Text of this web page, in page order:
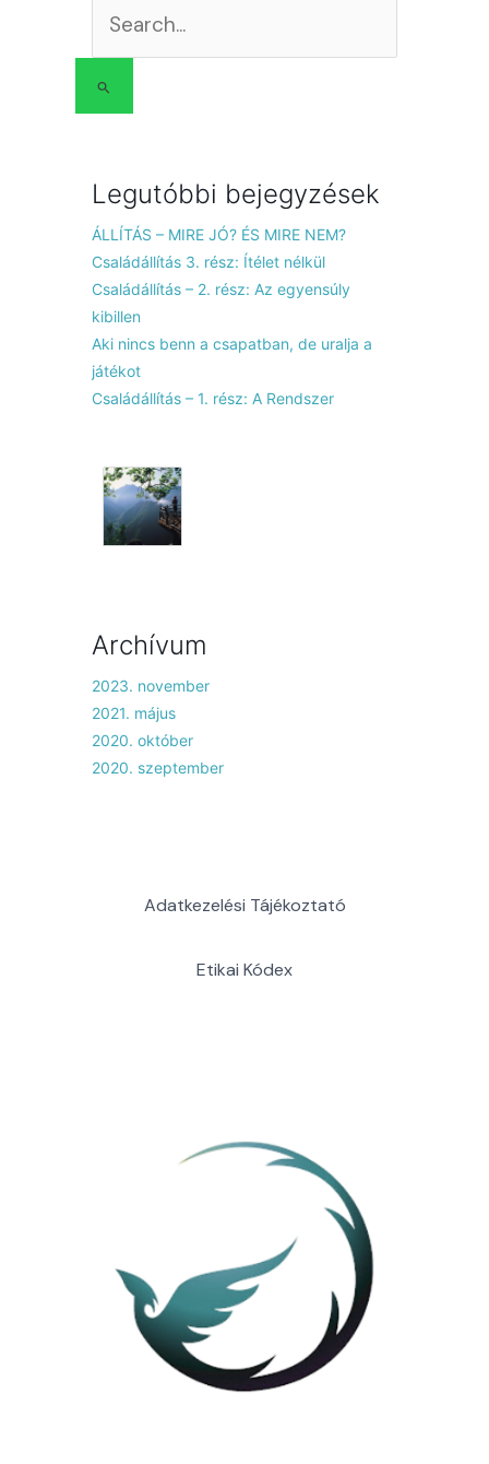
Search
for:
Legutóbbi bejegyzések
ÁLLÍTÁS – MIRE JÓ? ÉS MIRE NEM?
Családállítás 3. rész: Ítélet nélkül
Családállítás – 2. rész: Az egyensúly
kibillen
Aki nincs benn a csapatban, de uralja a
játékot
Családállítás – 1. rész: A Rendszer
Archívum
2023. november
2021. május
2020. október
2020. szeptember
Adatkezelési Tájékoztató
Etikai Kódex